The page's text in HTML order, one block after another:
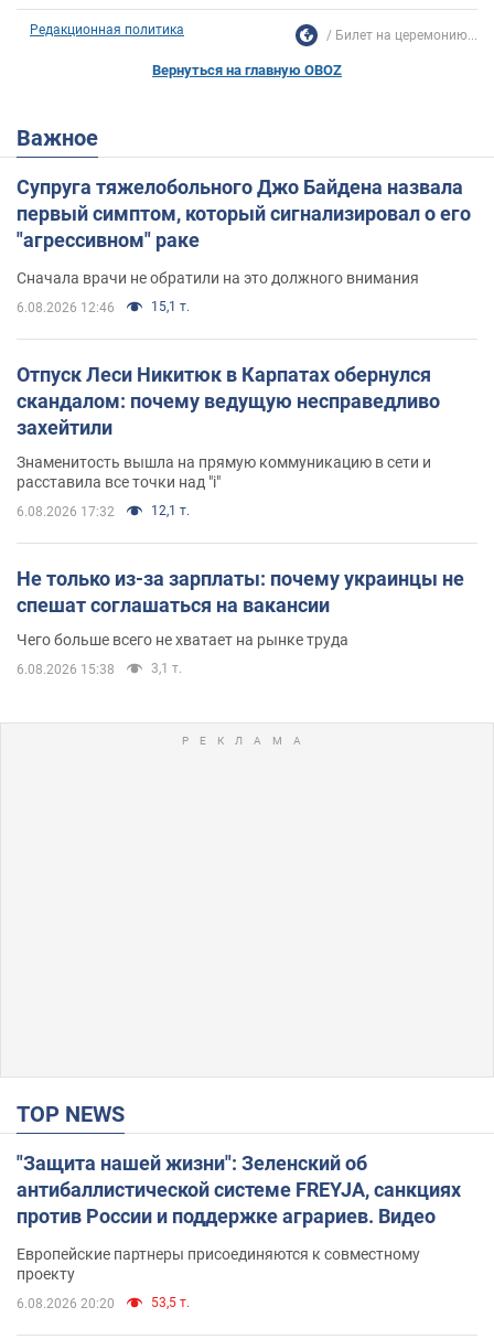
Редакционная политика Билет на церемонию...
Вернуться на главную OBOZ
Важное
Супруга тяжелобольного Джо Байдена назвала
первый симптом, который сигнализировал о его
"агрессивном" раке
Сначала врачи не обратили на это должного внимания
6.08.2026 12:46 15,1 т.
Отпуск Леси Никитюк в Карпатах обернулся
скандалом: почему ведущую несправедливо
захейтили
Знаменитость вышла на прямую коммуникацию в сети и
расставила все точки над "i"
6.08.2026 17:32 12,1 т.
Не только из-за зарплаты: почему украинцы не
спешат соглашаться на вакансии
Чего больше всего не хватает на рынке труда
6.08.2026 15:38 3,1 т.
TOP NEWS
"Защита нашей жизни": Зеленский об
антибаллистической системе FREYJA, санкциях
против России и поддержке аграриев. Видео
Европейские партнеры присоединяются к совместному
проекту
6.08.2026 20:20 53,5 т.